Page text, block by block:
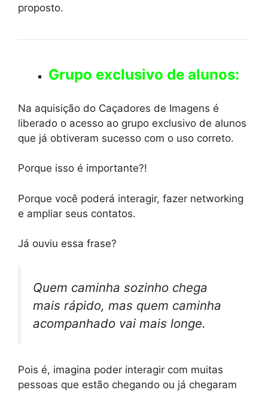
proposto.
Grupo exclusivo de alunos:
Na aquisição do Caçadores de Imagens é
liberado o acesso ao grupo exclusivo de alunos
que já obtiveram sucesso com o uso correto.
Porque isso é importante?!
Porque você poderá interagir, fazer networking
e ampliar seus contatos.
Já ouviu essa frase?
Quem caminha sozinho chega
mais rápido, mas quem caminha
acompanhado vai mais longe.
Pois é, imagina poder interagir com muitas
pessoas que estão chegando ou já chegaram